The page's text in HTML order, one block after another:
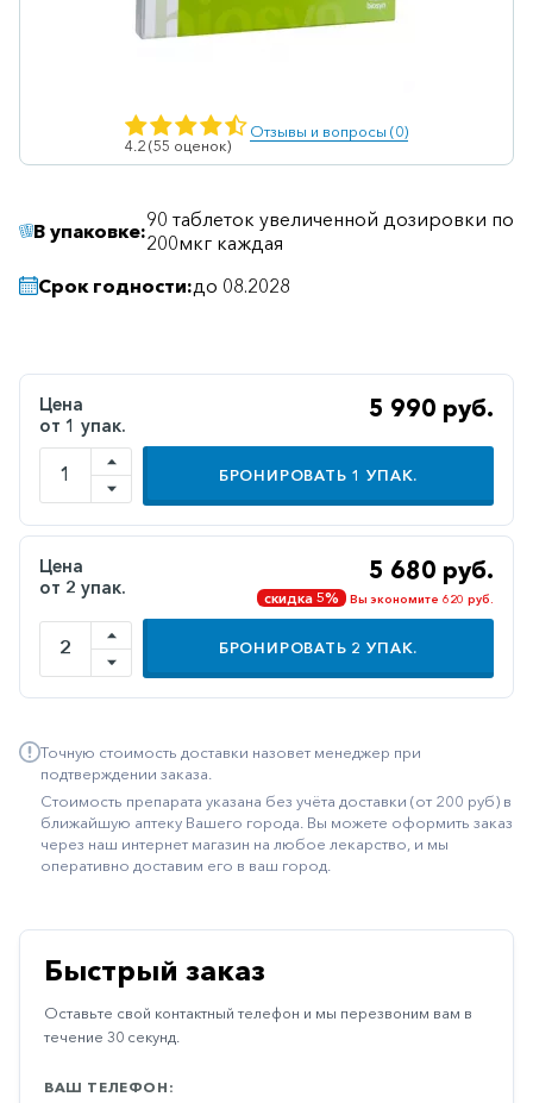
Ветеринарные
Гематологические
Гинекология
Гомеопатические
Диабетические
Желудочно-
кишечные
Иммуностимуляторы
Климактерические
Метаболизм
Наружные
средства
Неврологические
Остеопороз
Противоаллергические
Противовирусные
Противовоспалительные
4.2 (55 оценок)
Отзывы и вопросы (0)
В упаковке:90 таблеток увеличенной дозировки по
200мкг каждая
Срок годности:до 08.2028
Цена
от 1 упак.
5 990 руб.
БРОНИРОВАТЬ 1 УПАК.
Цена
от 2 упак.
5 680 руб.
скидка 5% Вы экономите 620 руб.
БРОНИРОВАТЬ 2 УПАК.
Точную стоимость доставки назовет менеджер при
подтверждении заказа.
Стоимость препарата указана без учёта доставки (от 200 руб) в
ближайшую аптеку Вашего города. Вы можете оформить заказ
через наш интернет магазин на любое лекарство, и мы
оперативно доставим его в ваш город.
Быстрый заказ
Оставьте свой контактный телефон и мы перезвоним вам в
течение 30 секунд.
ВАШ ТЕЛЕФОН: